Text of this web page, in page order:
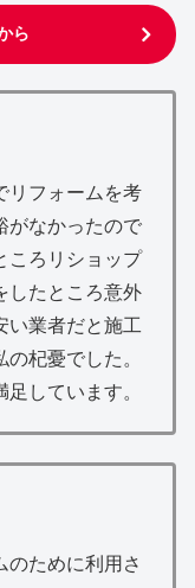
ら
リフォームを考
がなかったので
ころリショップ
したところ意外
い業者だと施工
杞憂でした。
しています。
のために利用さ